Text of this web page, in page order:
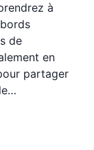
à
de
en
partager